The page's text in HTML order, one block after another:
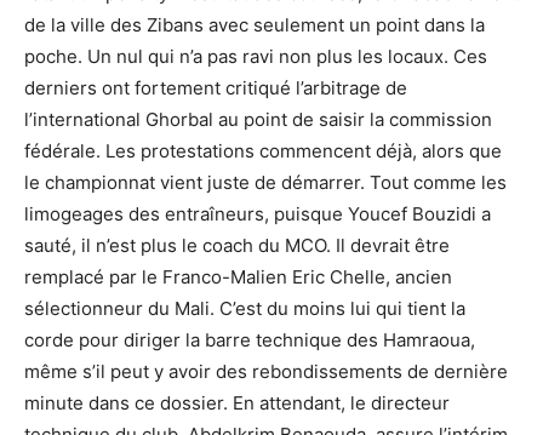
de la ville des Zibans avec seulement un point dans la
poche. Un nul qui n’a pas ravi non plus les locaux. Ces
derniers ont fortement critiqué l’arbitrage de
l’international Ghorbal au point de saisir la commission
fédérale. Les protestations commencent déjà, alors que
le championnat vient juste de démarrer. Tout comme les
limogeages des entraîneurs, puisque Youcef Bouzidi a
sauté, il n’est plus le coach du MCO. Il devrait être
remplacé par le Franco-Malien Eric Chelle, ancien
sélectionneur du Mali. C’est du moins lui qui tient la
corde pour diriger la barre technique des Hamraoua,
même s’il peut y avoir des rebondissements de dernière
minute dans ce dossier. En attendant, le directeur